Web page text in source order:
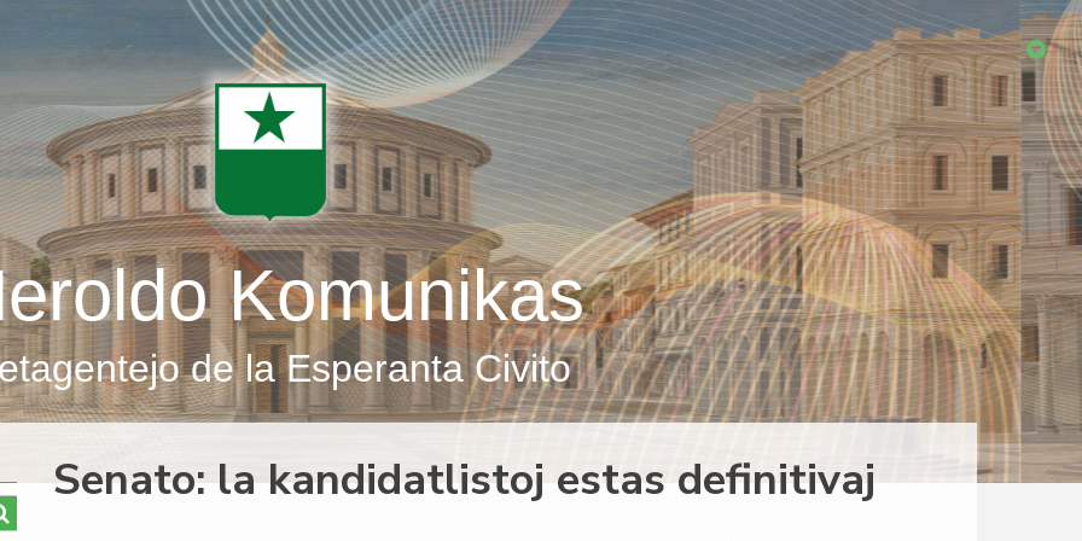
Komunikas
de la Esperanta Civito
Senato: la kandidatlistoj estas definitivaj